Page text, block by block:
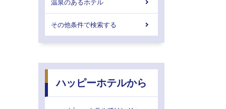
温泉のあるホテル
その他条件で検索する
ハッピーホテルから